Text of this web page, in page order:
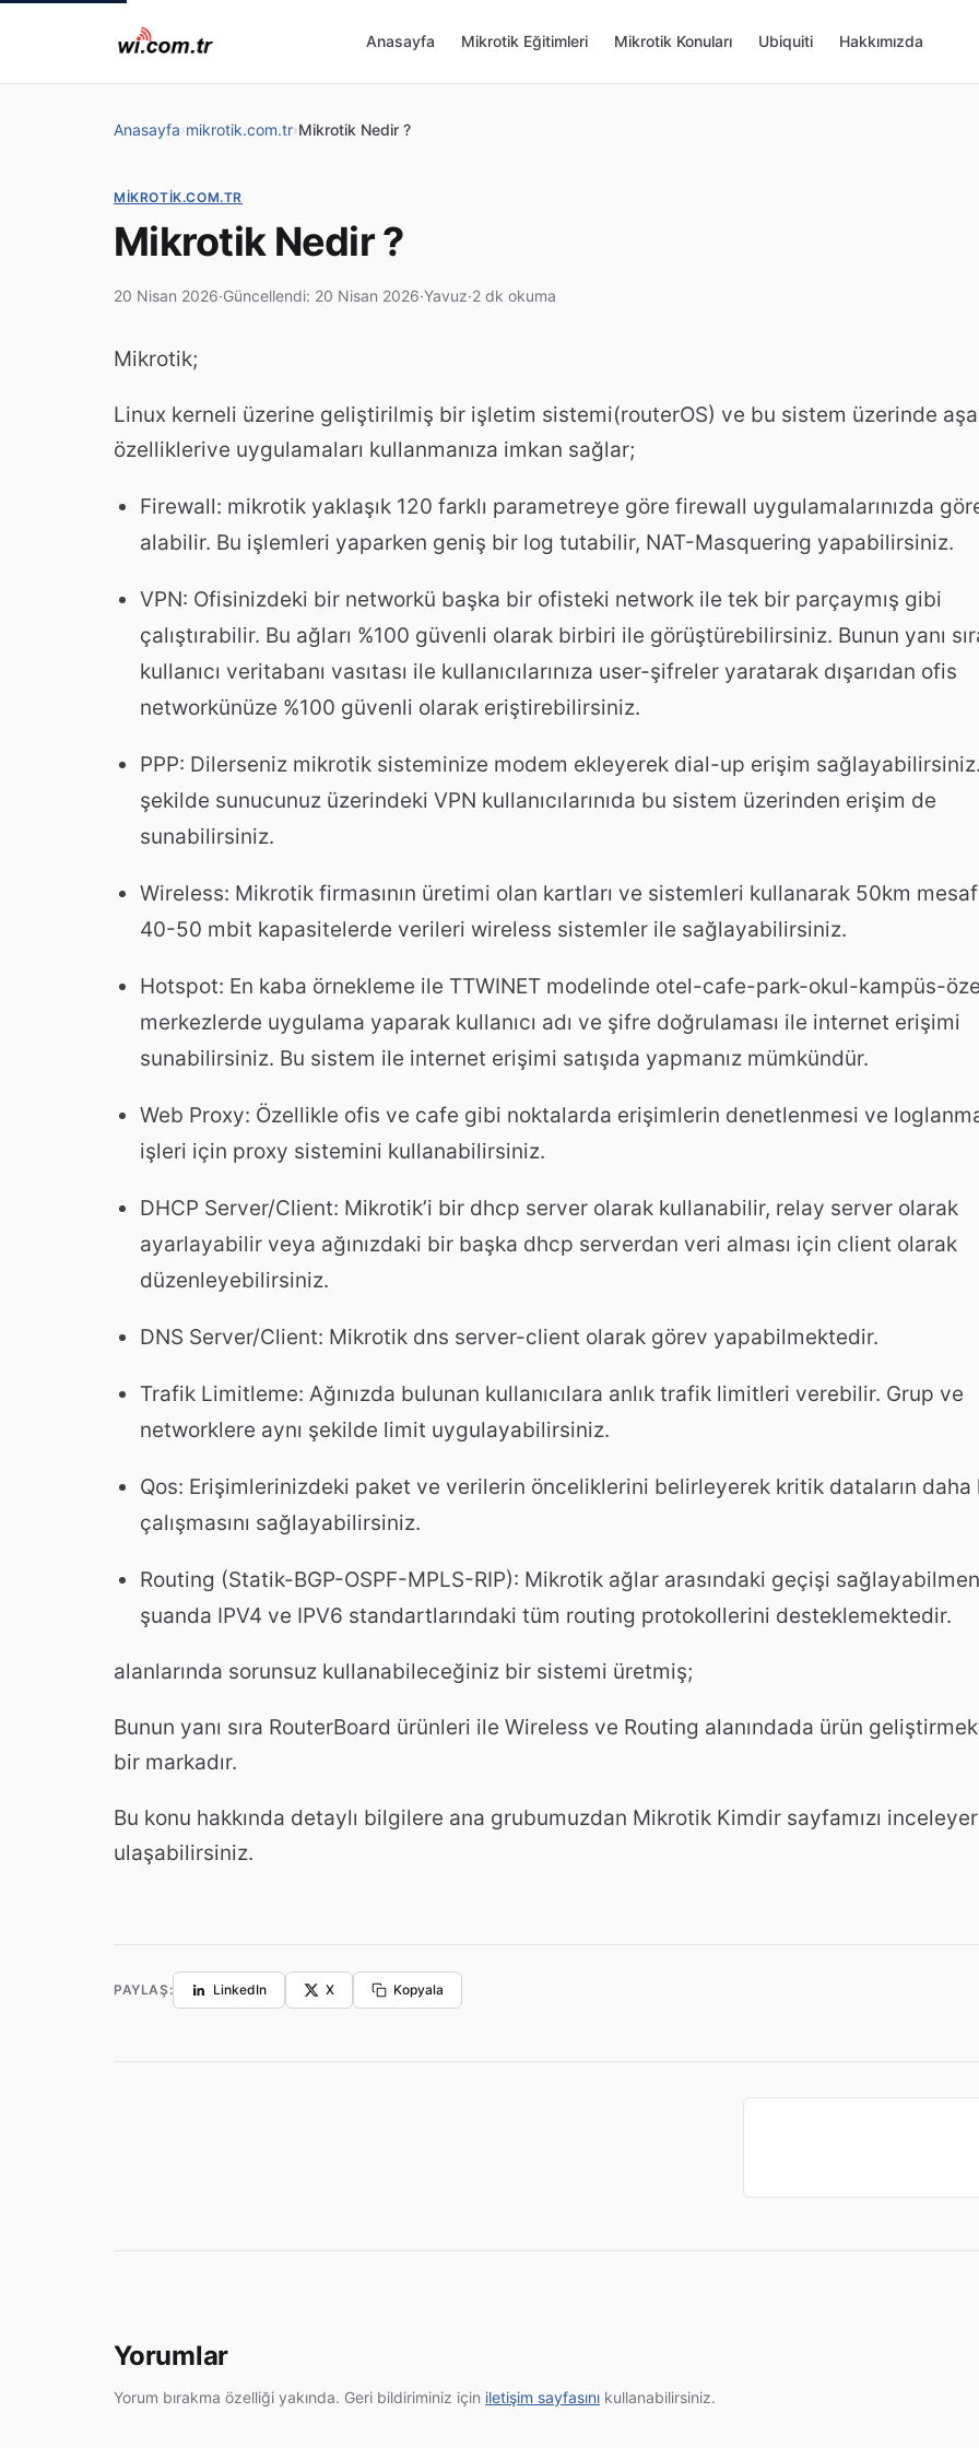
Anasayfa Mikrotik Eğitimleri Mikrotik Konuları Ubiquiti Hakkımızda
Anasayfa›mikrotik.com.tr›Mikrotik Nedir ?
MIKROTIK.COM.TR
Mikrotik Nedir ?
20 Nisan 2026·Güncellendi: 20 Nisan 2026·Yavuz·2 dk okuma
Mikrotik;
Linux kerneli üzerine geliştirilmiş bir işletim sistemi(routerOS) ve bu sistem üzerinde
özelliklerive uygulamaları kullanmanıza imkan sağlar;
Firewall: mikrotik yaklaşık 120 farklı parametreye göre firewall uygulamalarınızda
alabilir. Bu işlemleri yaparken geniş bir log tutabilir, NAT-Masquering yapabilirsiniz.
VPN: Ofisinizdeki bir networkü başka bir ofisteki network ile tek bir parçaymış gibi
çalıştırabilir. Bu ağları %100 güvenli olarak birbiri ile görüştürebilirsiniz. Bunun yanı
kullanıcı veritabanı vasıtası ile kullanıcılarınıza user-şifreler yaratarak dışarıdan ofis
networkünüze %100 güvenli olarak eriştirebilirsiniz.
PPP: Dilerseniz mikrotik sisteminize modem ekleyerek dial-up erişim sağlayabilirsiniz.
şekilde sunucunuz üzerindeki VPN kullanıcılarınıda bu sistem üzerinden erişim de
sunabilirsiniz.
Wireless: Mikrotik firmasının üretimi olan kartları ve sistemleri kullanarak 50km
40-50 mbit kapasitelerde verileri wireless sistemler ile sağlayabilirsiniz.
Hotspot: En kaba örnekleme ile TTWINET modelinde otel-cafe-park-okul-kampüs-
merkezlerde uygulama yaparak kullanıcı adı ve şifre doğrulaması ile internet erişimi
sunabilirsiniz. Bu sistem ile internet erişimi satışıda yapmanız mümkündür.
Web Proxy: Özellikle ofis ve cafe gibi noktalarda erişimlerin denetlenmesi ve
işleri için proxy sistemini kullanabilirsiniz.
DHCP Server/Client: Mikrotik’i bir dhcp server olarak kullanabilir, relay server olarak
ayarlayabilir veya ağınızdaki bir başka dhcp serverdan veri alması için client olarak
düzenleyebilirsiniz.
DNS Server/Client: Mikrotik dns server-client olarak görev yapabilmektedir.
Trafik Limitleme: Ağınızda bulunan kullanıcılara anlık trafik limitleri verebilir. Grup ve
networklere aynı şekilde limit uygulayabilirsiniz.
Qos: Erişimlerinizdeki paket ve verilerin önceliklerini belirleyerek kritik dataların daha
çalışmasını sağlayabilirsiniz.
Routing (Statik-BGP-OSPF-MPLS-RIP): Mikrotik ağlar arasındaki geçişi
şuanda IPV4 ve IPV6 standartlarındaki tüm routing protokollerini desteklemektedir.
alanlarında sorunsuz kullanabileceğiniz bir sistemi üretmiş;
Bunun yanı sıra RouterBoard ürünleri ile Wireless ve Routing alanındada ürün
bir markadır.
Bu konu hakkında detaylı bilgilere ana grubumuzdan Mikrotik Kimdir sayfamızı
ulaşabilirsiniz.
PAYLAŞ: LinkedIn X Kopyala
Yorumlar
Yorum bırakma özelliği yakında. Geri bildiriminiz için iletişim sayfasını kullanabilirsiniz.